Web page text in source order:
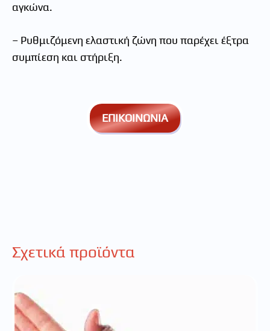
αγκώνα.
– Ρυθμιζόμενη ελαστική ζώνη που παρέχει έξτρα
συμπίεση και στήριξη.
ΕΠΙΚΟΙΝΩΝΙΑ
Σχετικά προϊόντα